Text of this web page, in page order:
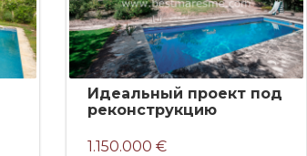
Идеальный проект под
реконструкцию
1.150.000 €